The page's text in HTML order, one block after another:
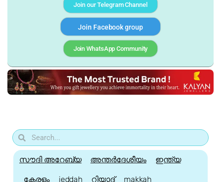
Join our Telegram Channel
Join Facebook group
Join WhatsApp Community
സൗദി അറേബ്യ അന്തർദേശീയം ഇന്ത്യ
കേരളം jeddah റിയാദ് makkah